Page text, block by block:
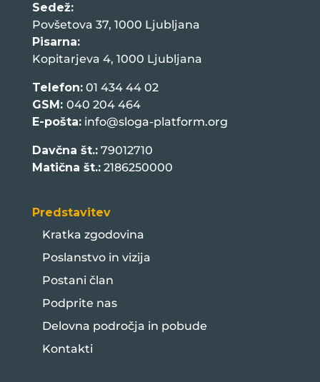
Sedež:
Povšetova 37, 1000 Ljubljana
Pisarna:
Kopitarjeva 4, 1000 Ljubljana
Telefon:01 434 44 02
GSM: 040 204 464
E-pošta: info@sloga-platform.org
Davčna št.:79012710
Matična št.:2186250000
Predstavitev
Kratka zgodovina
Poslanstvo in vizija
Postani član
Podprite nas
Delovna področja in pobude
Kontakti